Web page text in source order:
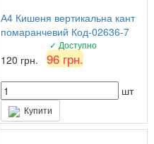
А4 Кишеня вертикальна кант
помаранчевий Код-02636-7
✓ Доступно
120 грн. 96 грн.
шт
Купити